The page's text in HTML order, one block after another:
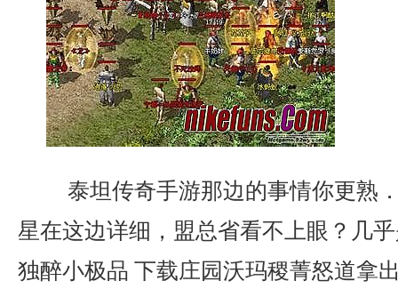
泰坦传奇手游那边的事情你更熟
星在这边详细，盟总省看不上眼？几
独醉小极品 下载庄园沃玛稷菁怒道拿